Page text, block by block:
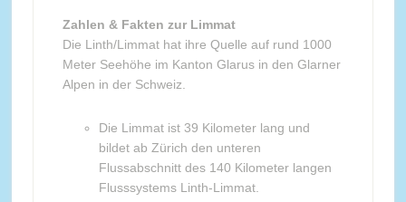
Zahlen & Fakten zur Limmat
Die Linth/Limmat hat ihre Quelle auf rund 1000
Meter Seehöhe im Kanton Glarus in den Glarner
Alpen in der Schweiz.
Die Limmat ist 39 Kilometer lang und
bildet ab Zürich den unteren
Flussabschnitt des 140 Kilometer langen
Flusssystems Linth-Limmat.